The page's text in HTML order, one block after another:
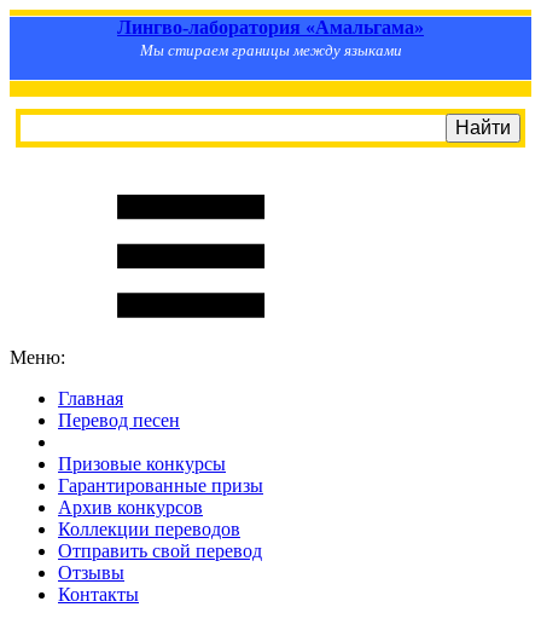
Лингво-лаборатория «Амальгама»
Мы стираем границы между языками
Меню:
Главная
Перевод песен
Призовые конкурсы
Гарантированные призы
Архив конкурсов
Коллекции переводов
Отправить свой перевод
Отзывы
Контакты